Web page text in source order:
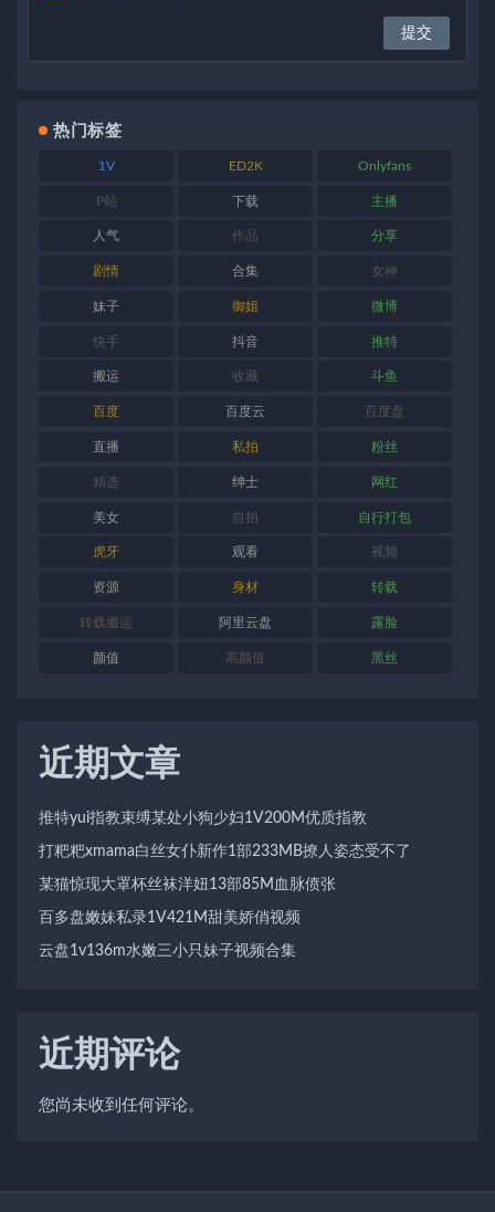
热门标签
1V ED2K Onlyfans
P站 下载 主播
人气 作品 分享
剧情 合集 女神
妹子 御姐 微博
快手 抖音 推特
搬运 收藏 斗鱼
百度 百度云 百度盘
直播 私拍 粉丝
精选 绅士 网红
美女 自拍 自行打包
虎牙 观看 视频
资源 身材 转载
转载搬运 阿里云盘 露脸
颜值 高颜值 黑丝
近期文章
推特yui指教束缚某处小狗少妇1V200M优质指教
打粑粑xmama白丝女仆新作1部233MB撩人姿态受不了
某猫惊现大罩杯丝袜洋妞13部85M血脉偾张
百多盘嫩妹私录1V421M甜美娇俏视频
云盘1v136m水嫩三小只妹子视频合集
近期评论
您尚未收到任何评论。